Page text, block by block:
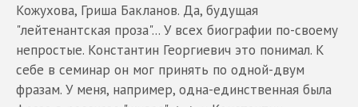
Кожухова, Гриша Бакланов. Да, будущая
"лейтенантская проза"... У всех биографии по-своему
непростые. Константин Георгиевич это понимал. К
себе в семинар он мог принять по одной-двум
фразам. У меня, например, одна-единственная была